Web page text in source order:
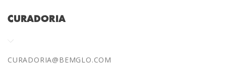
CURADORIA
CURADORIA@BEMGLO.COM